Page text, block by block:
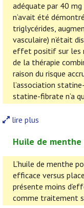
adéquate par 40
n’avait été
triglycérides,
vasculaire) n’était
effet positif sur les
de la thérapie
raison du risque
l’association
statine-fibrate n’a
lire plus
Huile de menthe
L’huile de menthe
efficace versus
présente moins
comme traitement